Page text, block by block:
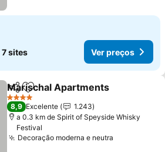
7 sites Ver preços
PartilharAdicionar aos favoritos
Marischal Apartments
4 Estrelas
8,9 Excelente
1.243
a 0.3 km de Spirit of Speyside Whisky
Festival
Decoração moderna e neutra